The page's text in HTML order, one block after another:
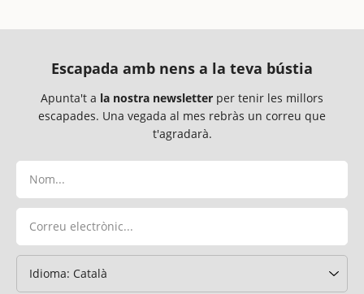
Escapada amb nens a la teva bústia
Apunta't a la nostra newsletter per tenir les millors
escapades. Una vegada al mes rebràs un correu que
t'agradarà.